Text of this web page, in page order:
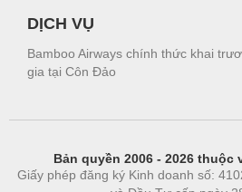
DỊCH VỤ
Bamboo Airways chính thức khai
gia tại Côn Đảo
Bản quyền 2006 - 2026 thuộc
Giấy phép đăng ký Kinh doanh số: